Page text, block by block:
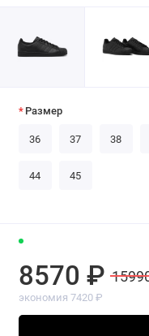
8570 ₽
экономия 7420 ₽
Размер
36 37 38
44 45